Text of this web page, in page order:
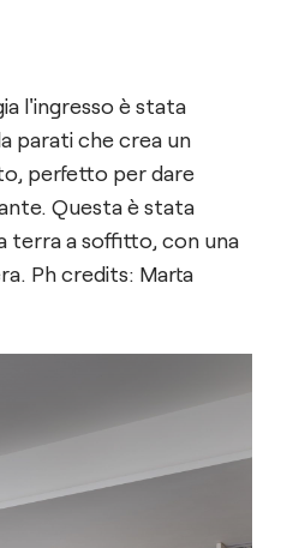
l'ingresso è stata
parati che crea un
perfetto per dare
Questa è stata
terra a soffitto, con una
Ph credits: Marta